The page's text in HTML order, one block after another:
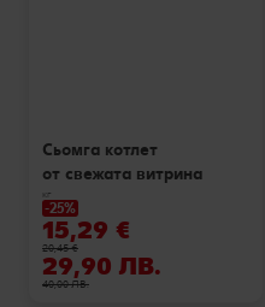
Сьомга котлет
от свежата витрина
кг
-25%
15,29 €
20,45 €
29,90 ЛВ.
40,00 ЛВ.